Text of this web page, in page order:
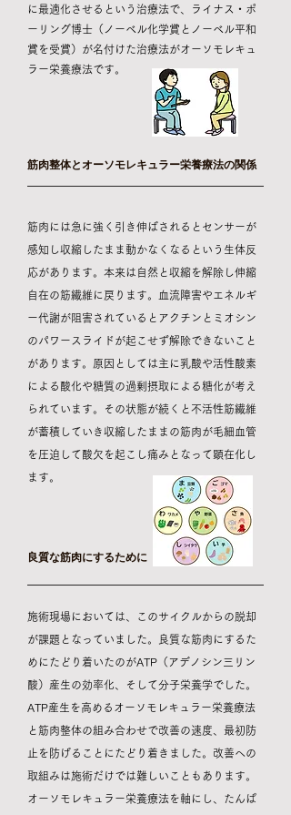
に最適化させるという治療法で、ライナス・ポ
ーリング博士（ノーベル化学賞とノーベル平和
賞を受賞）が名付けた治療法がオーソモレキュ
ラー栄養療法です。
筋肉整体とオーソモレキュラー栄養療法の関係
筋肉には急に強く引き伸ばされるとセンサーが
感知し収縮したまま動かなくなるという生体反
応があります。本来は自然と収縮を解除し伸縮
自在の筋繊維に戻ります。血流障害やエネルギ
ー代謝が阻害されているとアクチンとミオシン
のパワースライドが起こせず解除できないこと
があります。原因としては主に乳酸や活性酸素
による酸化や糖質の過剰摂取による糖化が考え
られています。その状態が続くと不活性筋繊維
が蓄積していき収縮したままの筋肉が毛細血管
を圧迫して酸欠を起こし痛みとなって顕在化し
ます。
良質な筋肉にするために
施術現場においては、このサイクルからの脱却
が課題となっていました。良質な筋肉にするた
めにたどり着いたのがATP（アデノシン三リン
酸）産生の効率化、そして分子栄養学でした。
ATP産生を高めるオーソモレキュラー栄養療法
と筋肉整体の組み合わせで改善の速度、最初防
止を防げることにたどり着きました。 改善への
取組みは施術だけでは難しいこともあります。
オーソモレキュラー栄養療法を軸にし、たんぱ